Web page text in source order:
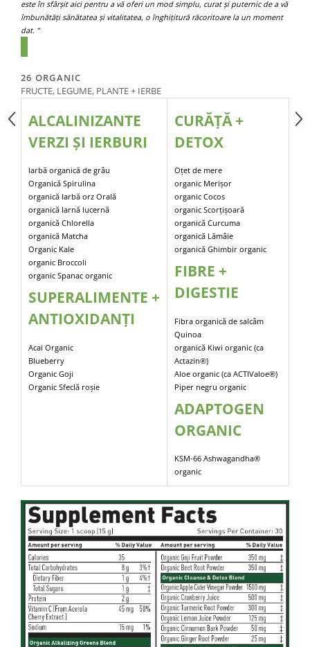
este în sfârșit aici pentru a vă oferi un mod simplu, curat și puternic de a vă
îmbunătăți sănătatea și vitalitatea, o înghițitură răcoritoare la un moment
dat. ”
26 ORGANIC
FRUCTE, LEGUME, PLANTE + IERBE
ALCALINIZANTE
VERZI ȘI IERBURI
Iarbă organică de grâu
Organică Spirulina
organică Iarbă orz Orală
organică Iarnă lucernă
organică Chlorella
organică Matcha
Organic Kale
organic Broccoli
organic Spanac organic
SUPERALIMENTE +
ANTIOXIDANȚI
Acai Organic
Blueberry
Organic Goji
Organic Sfeclă roșie
CURĂȚĂ +
DETOX
Oțet de mere
organic Merișor
organic Cocos
organic Scorțișoară
organică Curcuma
organică Lămâie
organică Ghimbir organic
FIBRE +
DIGESTIE
Fibra organică de salcâm
Quinoa
organică Kiwi organic (ca
Actazin®)
Aloe organic (ca ACTIValoe®)
Piper negru organic
ADAPTOGEN
ORGANIC
KSM-66 Ashwagandha®
organic